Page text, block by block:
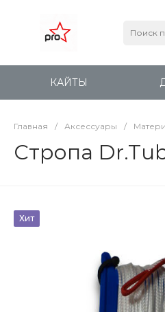
КАЙТЫ
Главная / Аксессуары /
Стропа
Хит